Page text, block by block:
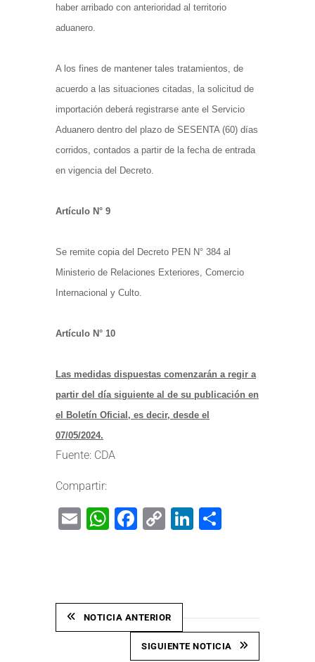
haber arribado con anterioridad al territorio
aduanero.
A los fines de mantener tales tratamientos, de
acuerdo a las situaciones citadas, la solicitud de
importación deberá registrarse ante el Servicio
Aduanero dentro del plazo de SESENTA (60) días
corridos, contados a partir de la fecha de entrada
en vigencia del Decreto.
Artículo N° 9
Se remite copia del Decreto PEN N° 384 al
Ministerio de Relaciones Exteriores, Comercio
Internacional y Culto.
Artículo N° 10
Las medidas dispuestas comenzarán a regir a
partir del día siguiente al de su publicación en
el Boletín Oficial, es decir, desde el
07/05/2024.
Fuente: CDA
Compartir:
EmailWhatsApp
Facebook
CopyLinkedIn
NOTICIA ANTERIOR
SIGUIENTE NOTICIA